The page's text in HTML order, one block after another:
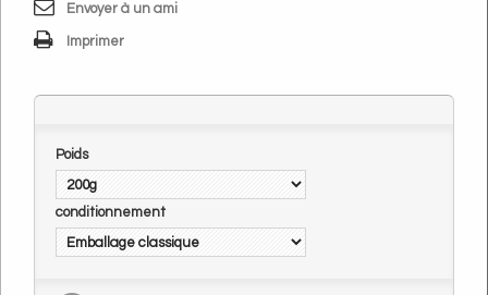
Envoyer à un ami
Imprimer
Poids
conditionnement